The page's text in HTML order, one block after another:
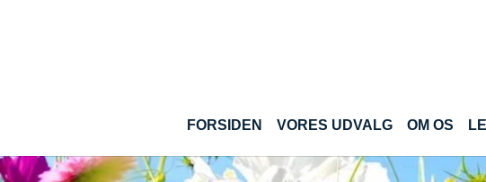
FORSIDEN VORES UDVALG(CURRENT)
OM OS